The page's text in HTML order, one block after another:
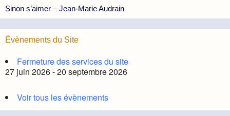
Sinon s’aimer – Jean-Marie Audrain
Évènements du Site
Fermeture des services du site
27 juin 2026 - 20 septembre 2026
Voir tous les évènements